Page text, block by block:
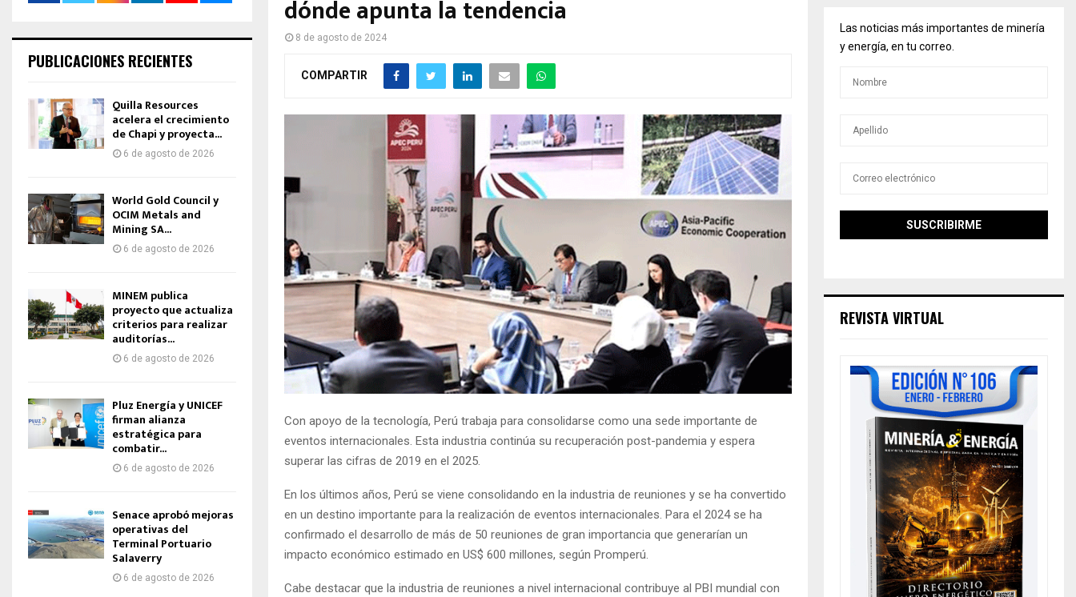
dónde apunta la tendencia
8 de agosto de 2024
COMPARTIR
Con apoyo de la tecnología, Perú trabaja para consolidarse como una sede importante de
eventos internacionales. Esta industria continúa su recuperación post-pandemia y espera
superar las cifras de 2019 en el 2025.
En los últimos años, Perú se viene consolidando en la industria de reuniones y se ha convertido
en un destino importante para la realización de eventos internacionales. Para el 2024 se ha
confirmado el desarrollo de más de 50 reuniones de gran importancia que generarían un
impacto económico estimado en US$ 600 millones, según Promperú.
Cabe destacar que la industria de reuniones a nivel internacional contribuye al PBI mundial con
PUBLICACIONES RECIENTES
Quilla Resources
acelera el crecimiento
de Chapi y proyecta...
6 de agosto de 2026
World Gold Council y
OCIM Metals and
Mining SA...
6 de agosto de 2026
MINEM publica
proyecto que actualiza
criterios para realizar
auditorías...
6 de agosto de 2026
Pluz Energía y UNICEF
firman alianza
estratégica para
combatir...
6 de agosto de 2026
Senace aprobó mejoras
operativas del
Terminal Portuario
Salaverry
6 de agosto de 2026
Las noticias más importantes de minería
y energía, en tu correo.
REVISTA VIRTUAL